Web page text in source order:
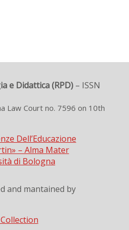
e Didattica (RPD)– ISSN
Law Court no. 7596 on 10th
Dell’Educazione
– Alma Mater
di Bologna
and mantained by